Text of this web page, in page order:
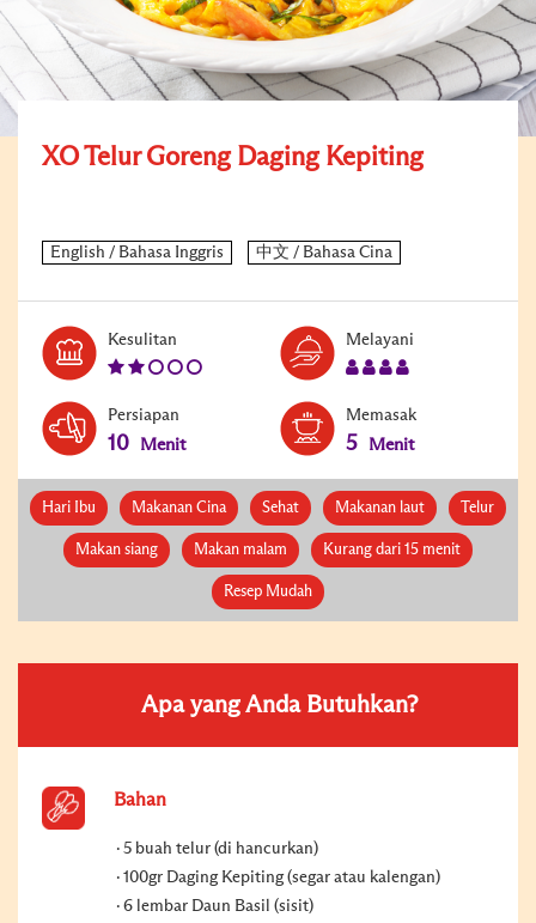
XO Telur Goreng Daging Kepiting
Kesulitan Melayani
Persiapan
10 Menit
Memasak
5 Menit
Hari Ibu Makanan Cina Sehat Makanan laut Telur
Makan siang Makan malam Kurang dari 15 menit
Resep Mudah
Apa yang Anda Butuhkan?
Bahan
5 buah telur (di hancurkan)
100gr Daging Kepiting (segar atau kalengan)
6 lembar Daun Basil (sisit)